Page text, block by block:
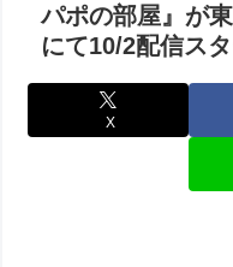
パポの部屋』が
にて10/2配信ス
X